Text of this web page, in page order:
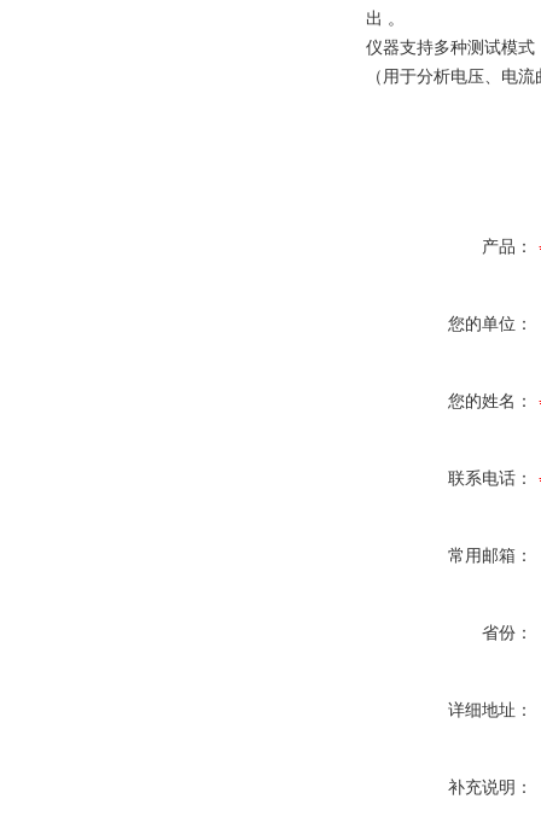
出 。
仪器支持多种测试模
（用于分析电压、电
产品：
您的单位：
您的姓名：
联系电话：
常用邮箱：
省份：
详细地址：
补充说明：